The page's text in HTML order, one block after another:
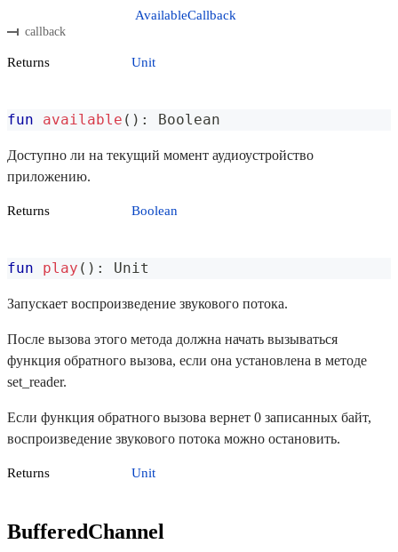
callback
AvailableCallback
Returns Unit
fun available ( ) : Boolean
Доступно ли на текущий момент аудиоустройство
приложению.
Returns Boolean
fun play ( ) : Unit
Запускает воспроизведение звукового потока.
После вызова этого метода должна начать вызываться
функция обратного вызова, если она установлена в методе
set_reader.
Если функция обратного вызова вернет 0 записанных байт,
воспроизведение звукового потока можно остановить.
Returns Unit
BufferedChannel